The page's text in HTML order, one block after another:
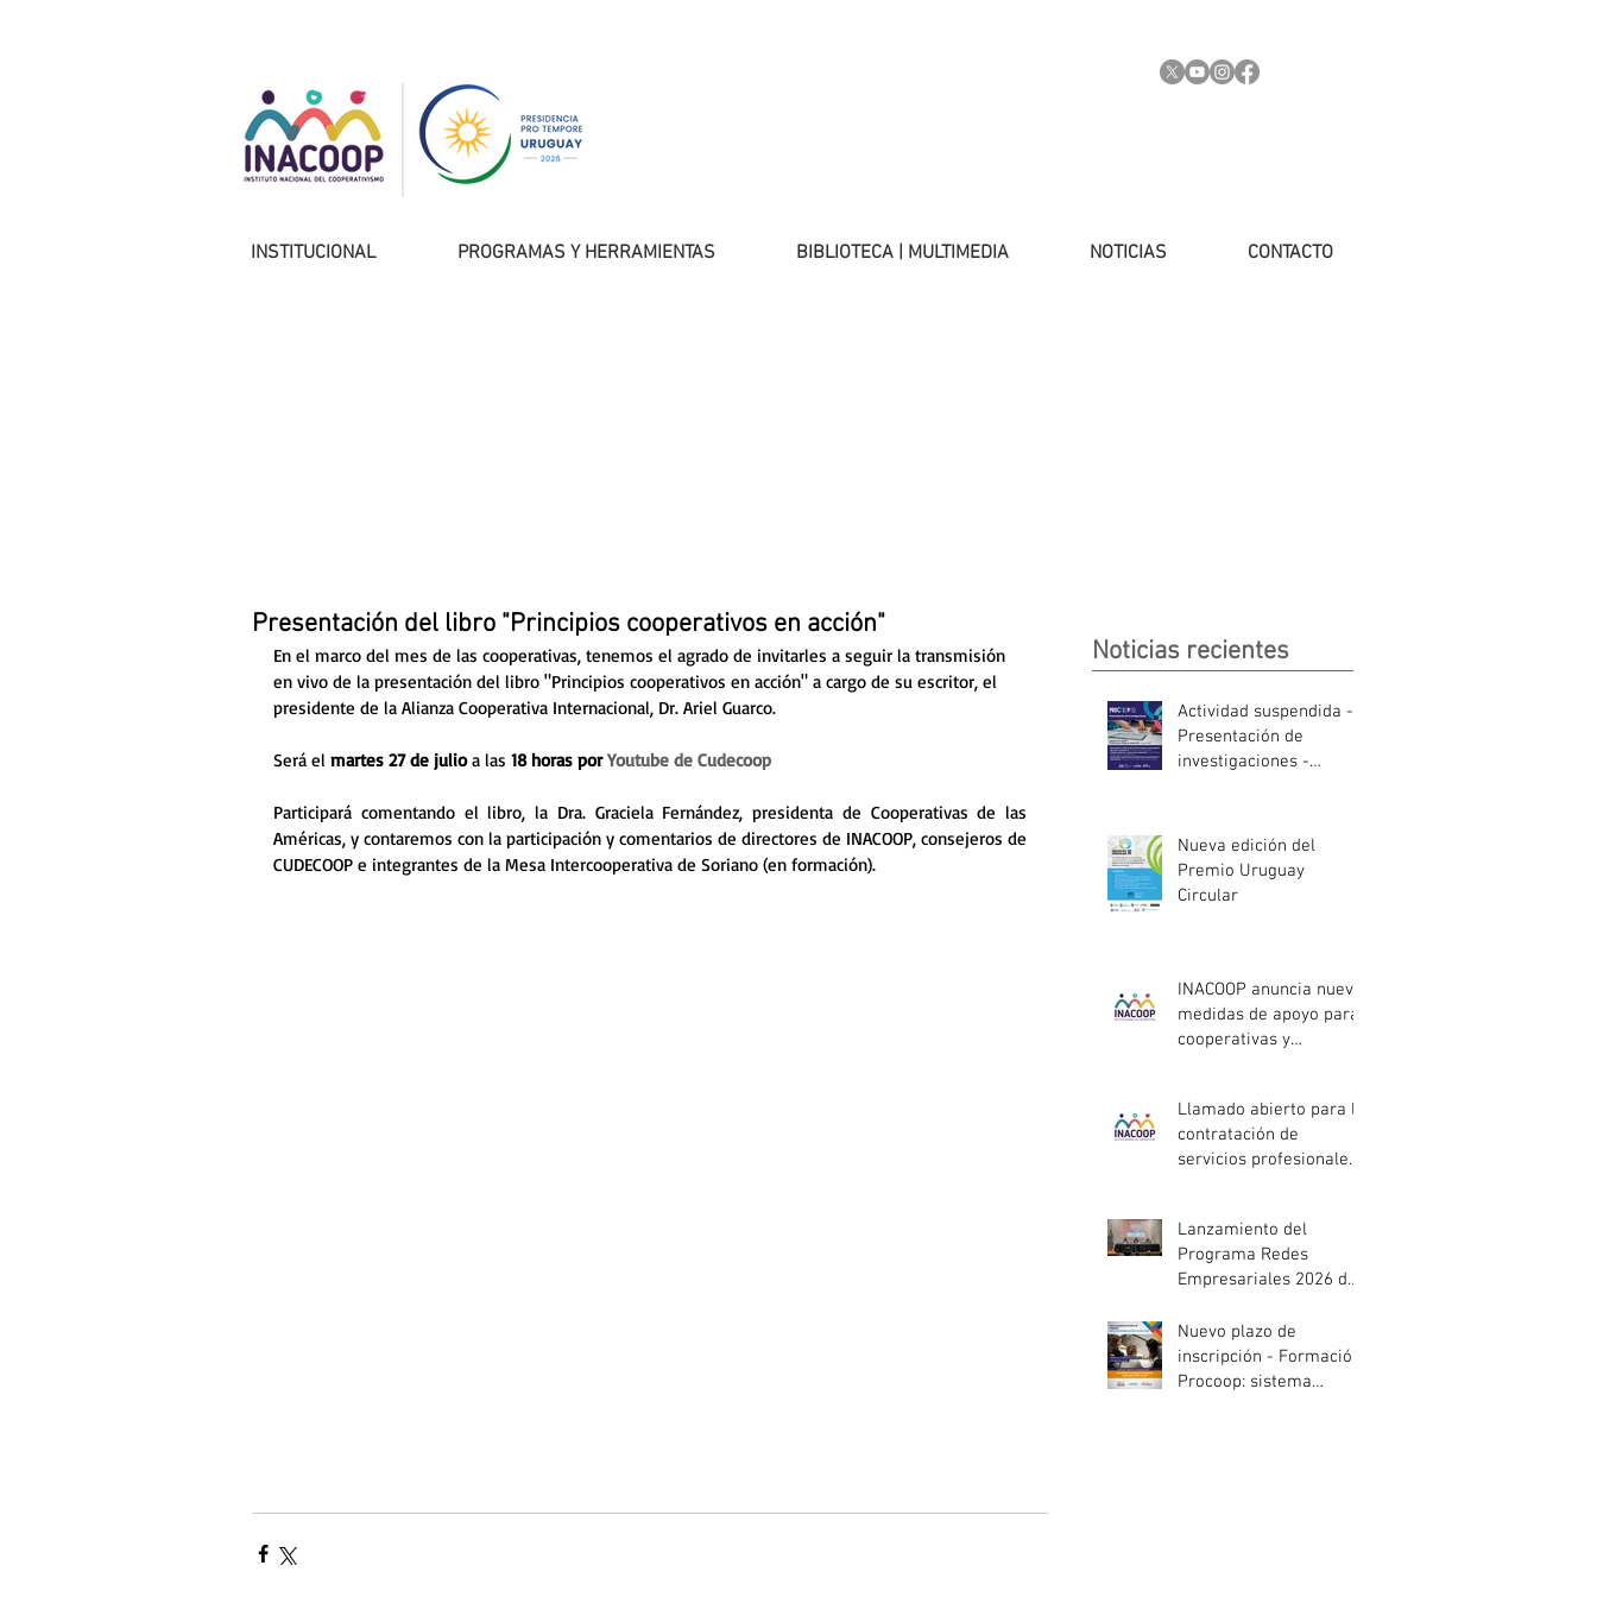
INSTITUCIONAL PROGRAMAS Y HERRAMIENTAS BIBLIOTECA | MULTIMEDIA NOTICIAS CONTACTO
Presentación del libro "Principios cooperativos en acción"
En el marco del mes de las cooperativas, tenemos el agrado de invitarles a seguir la transmisión
en vivo de la presentación del libro "Principios cooperativos en acción" a cargo de su escritor, el
presidente de la Alianza Cooperativa Internacional, Dr. Ariel Guarco.
Será el martes 27 de julio a las 18 horas por Youtube de Cudecoop
Participará comentando el libro, la Dra. Graciela Fernández, presidenta de Cooperativas de las
Américas, y contaremos con la participación y comentarios de directores de INACOOP, consejeros de
CUDECOOP e integrantes de la Mesa Intercooperativa de Soriano (en formación).
Noticias recientes
Actividad suspendida -
Presentación de
investigaciones -
Nueva edición del
Premio Uruguay
Circular
INACOOP anuncia nueve
medidas de apoyo para
cooperativas y
afectadas por el
temporal
Llamado abierto para la
contratación de
servicios profesionales
Lanzamiento del
Programa Redes
Empresariales 2026 de
Nuevo plazo de
inscripción - Formación
Procoop: sistema